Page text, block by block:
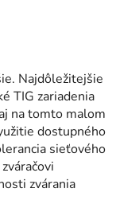
Najdôležitejšie
TIG zariadenia
na tomto malom
dostupného
sieťového
zvárania